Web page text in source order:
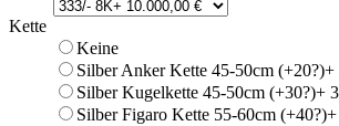
Kette
Keine
Silber Anker Kette 45-50cm (+20?)+
Silber Kugelkette 45-50cm (+30?)+
Silber Figaro Kette 55-60cm (+40?)